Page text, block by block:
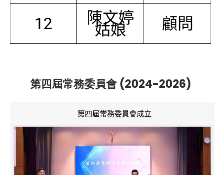
12 陳文婷
姑娘 顧問
第四屆常務委員會 (2024-2026)
第四屆常務委員會成立